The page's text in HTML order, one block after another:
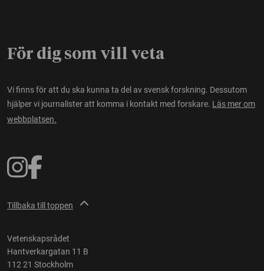
För dig som vill veta
Vi finns för att du ska kunna ta del av svensk forskning. Dessutom
hjälper vi journalister att komma i kontakt med forskare. Läs mer om
webbplatsen.
Tillbaka till toppen
Vetenskapsrådet
Hantverkargatan 11 B
112 21 Stockholm